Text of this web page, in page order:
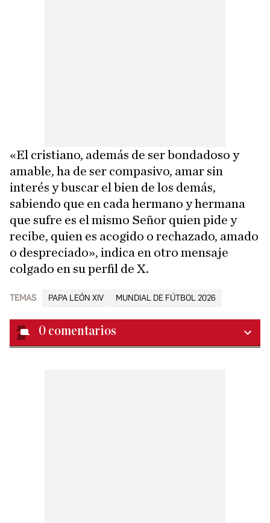
«El cristiano, además de ser bondadoso y
amable, ha de ser compasivo, amar sin
interés y buscar el bien de los demás,
sabiendo que en cada hermano y hermana
que sufre es el mismo Señor quien pide y
recibe, quien es acogido o rechazado, amado
o despreciado», indica en otro mensaje
colgado en su perfil de X.
TEMAS PAPA LEÓN XIV MUNDIAL DE FÚTBOL 2026
0 comentarios